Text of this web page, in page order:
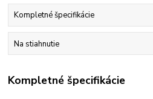
Kompletné špecifikácie
Na stiahnutie
Kompletné špecifikácie